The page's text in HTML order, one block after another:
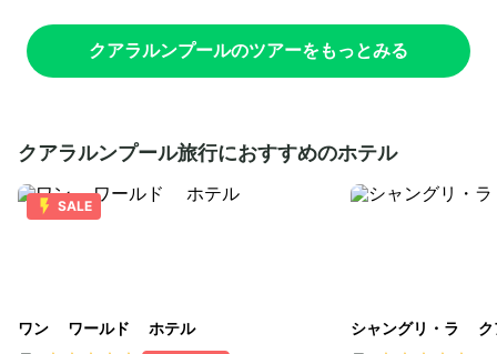
クアラルンプールのツアーをもっとみる
クアラルンプール旅行におすすめのホテル
SALE
ワン ワールド ホテル シャングリ・ラ ク